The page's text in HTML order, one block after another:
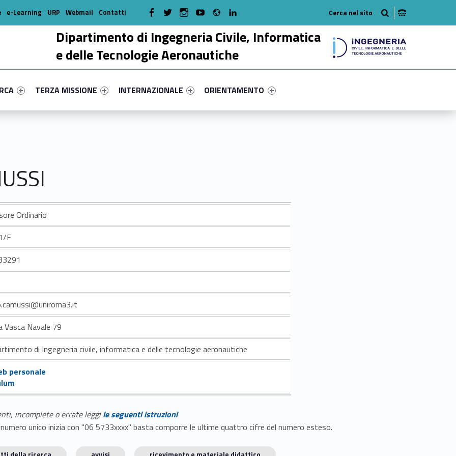
Dipartimento di Ingegneria Civile, Informatica
e delle Tecnologie Aeronautiche
primary-84863-17
#link-menu-primary-55655-38
Link identifier #link-menu-primary-89659-51
TERZA MISSIONE
Link identifier #link-menu-primary-34-58
INTERNAZIONALE
Link identifier #link-menu-primary-49864-68
ORIENTAMENTO
e-Learning URP Webmail Contatti WebMan on Facebook
WebMan on TwitterWebMan on Instagram
WebMan on Youtube
Radio
Ordinario
F
Vasca Navale 79
di Ingegneria civile, informatica e delle tecnologie aeronautiche
personale
incomplete o errate leggile seguenti istruzioni
unico inizia con "06 5733xxxx" basta comporre le ultime quattro cifre del numero esteso.